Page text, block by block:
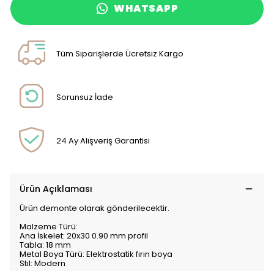
WHATSAPP
Tüm Siparişlerde Ücretsiz Kargo
Sorunsuz İade
24 Ay Alışveriş Garantisi
Ürün Açıklaması
Ürün demonte olarak gönderilecektir.
Malzeme Türü:
Ana İskelet: 20x30 0.90 mm profil
Tabla: 18 mm
Metal Boya Türü: Elektrostatik fırın boya
Stil: Modern